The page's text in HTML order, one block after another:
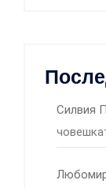
Силвия